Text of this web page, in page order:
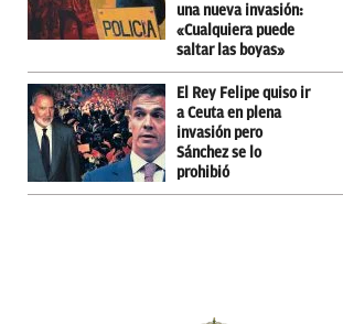
una nueva invasión:
«Cualquiera puede
saltar las boyas»
El Rey Felipe quiso ir
a Ceuta en plena
invasión pero
Sánchez se lo
prohibió